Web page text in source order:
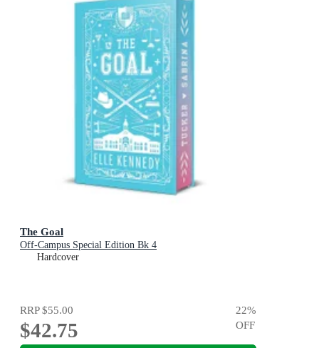
The Goal
Off-Campus Special Edition Bk 4
Hardcover
RRP$55.00
$42.75
22%
OFF